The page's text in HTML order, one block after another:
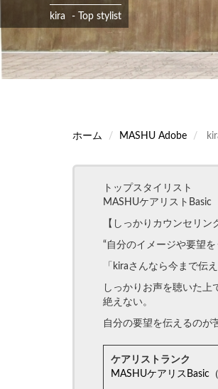
kira - Top stylist
ホーム MASHU Adobe
トップスタイリスト
MASHUケアリストBasic
【しっかりカウンセリン
“自分のイメージや要望
「kiraさんなら今まで伝
しっかりお声を聴いた上
絶えない。
自分の要望を伝えるのが
ケアリストランク
MASHUケアリスBasic